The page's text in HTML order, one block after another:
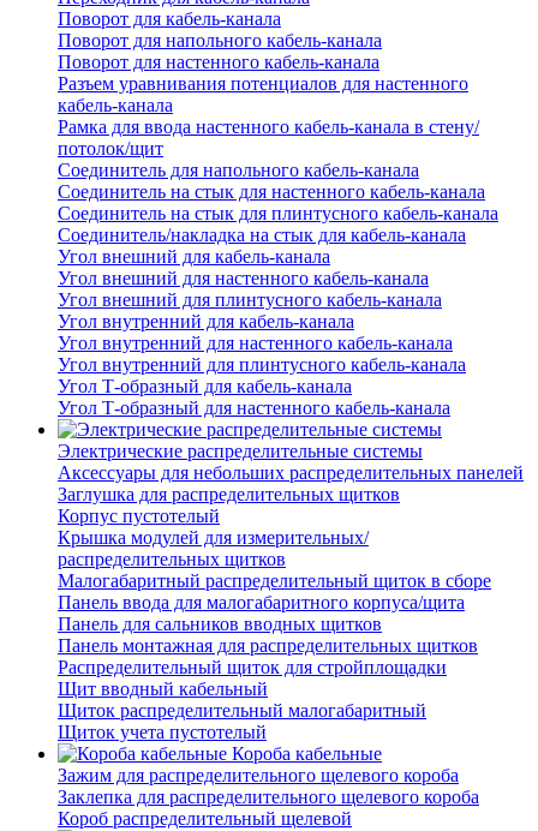
Поворот для кабель-канала
Поворот для напольного кабель-канала
Поворот для настенного кабель-канала
Разъем уравнивания потенциалов для настенного
кабель-канала
Рамка для ввода настенного кабель-канала в стену/
потолок/щит
Соединитель для напольного кабель-канала
Соединитель на стык для настенного кабель-канала
Соединитель на стык для плинтусного кабель-канала
Соединитель/накладка на стык для кабель-канала
Угол внешний для кабель-канала
Угол внешний для настенного кабель-канала
Угол внешний для плинтусного кабель-канала
Угол внутренний для кабель-канала
Угол внутренний для настенного кабель-канала
Угол внутренний для плинтусного кабель-канала
Угол Т-образный для кабель-канала
Угол Т-образный для настенного кабель-канала
Электрические распределительные системы
Аксессуары для небольших распределительных панелей
Заглушка для распределительных щитков
Корпус пустотелый
Крышка модулей для измерительных/
распределительных щитков
Малогабаритный распределительный щиток в сборе
Панель ввода для малогабаритного корпуса/щита
Панель для сальников вводных щитков
Панель монтажная для распределительных щитков
Распределительный щиток для стройплощадки
Щит вводный кабельный
Щиток распределительный малогабаритный
Щиток учета пустотелый
Короба кабельные
Зажим для распределительного щелевого короба
Заклепка для распределительного щелевого короба
Короб распределительный щелевой